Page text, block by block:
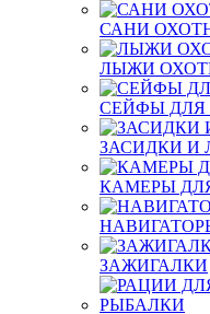
САНИ
ЛЫЖИ
СЕЙФЫ ДЛЯ
ЗАСИДКИ И
КАМЕРЫ
ЗАЖИГАЛКИ